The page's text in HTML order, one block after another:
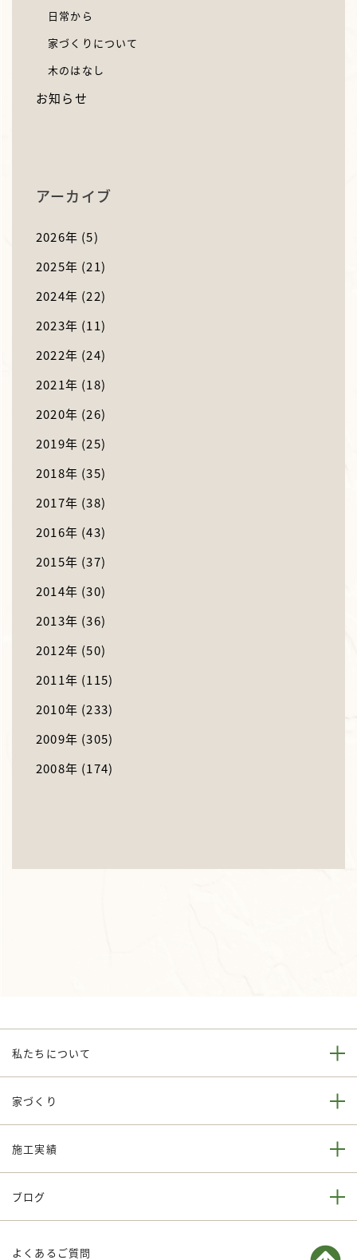
日常から
家づくりについて
木のはなし
お知らせ
アーカイブ
2026年 (5)
2025年 (21)
2024年 (22)
2023年 (11)
2022年 (24)
2021年 (18)
2020年 (26)
2019年 (25)
2018年 (35)
2017年 (38)
2016年 (43)
2015年 (37)
2014年 (30)
2013年 (36)
2012年 (50)
2011年 (115)
2010年 (233)
2009年 (305)
2008年 (174)
私たちについて
家づくり
施工実績
ブログ
よくあるご質問